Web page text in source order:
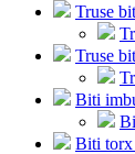
Truse
Truse
Biti
Biti